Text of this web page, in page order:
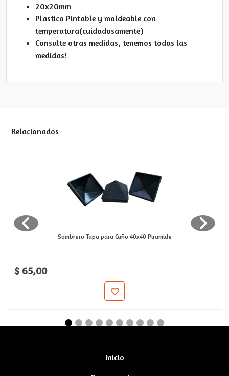
20x20mm
Plastico Pintable y moldeable con
temperatura(cuidadosamente)
Consulte otras medidas, tenemos todas las
medidas!
Relacionados
Sombrero Tapa para Caño 40x40 Piramide
$ 65,00
Inicio